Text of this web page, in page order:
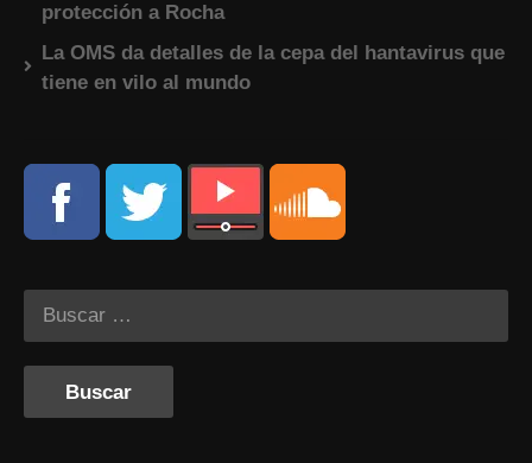
protección a Rocha
La OMS da detalles de la cepa del hantavirus que
tiene en vilo al mundo